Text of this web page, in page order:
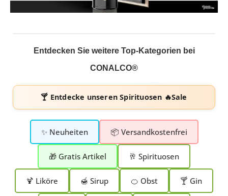
Entdecken Sie weitere Top-Kategorien bei
CONALCO®
🍸 Entdecke unserenSpirituosen 🔥Sale
✨ Neuheiten 📦 Versandkostenfrei
🎁 Gratis Artikel 🥂 Spirituosen
🍹 Liköre 🍯 Sirup 🍊 Obst 🍸 Gin